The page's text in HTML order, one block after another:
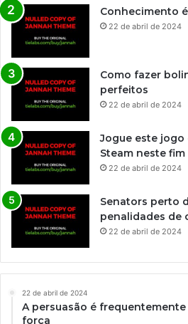
Conhecimento
22 de abril de 2024
Como fazer
perfeitos
22 de abril de 2024
Jogue este
Steam neste
22 de abril de 2024
Senators perto
penalidades de
22 de abril de 2024
22 de abril de 2024
A persuasão é
força